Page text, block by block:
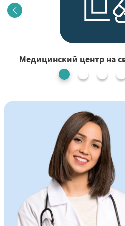
Медицинский центр на